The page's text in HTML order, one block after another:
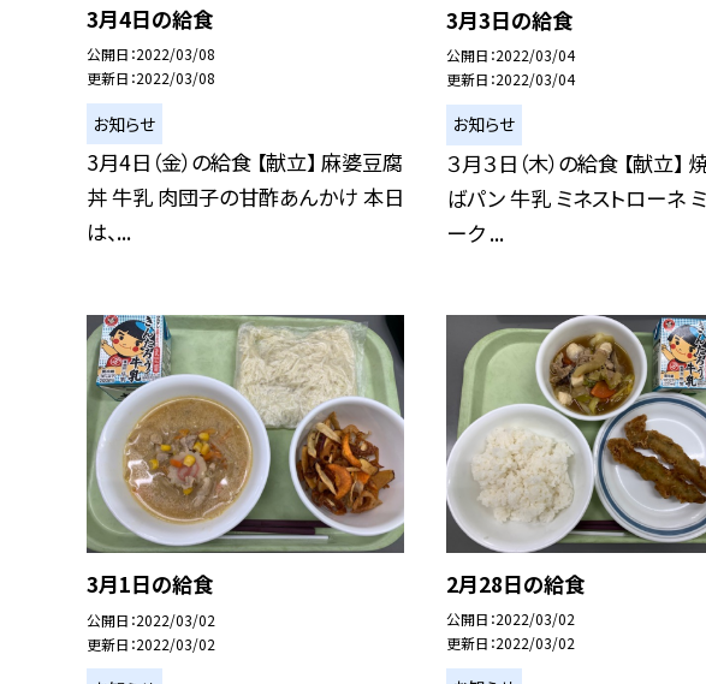
3月4日の給食
公開日 2022/03/08
更新日 2022/03/08
お知らせ
3月4日（金）の給食 【献立】 麻婆豆腐
丼 牛乳 肉団子の甘酢あんかけ 本日
は、...
3月3日の給食
公開日 2022/03/04
更新日 2022/03/04
お知らせ
３月３日（木）の給食 【献立】
ばパン 牛乳 ミネストローネ
ーク ...
3月1日の給食
公開日 2022/03/02
更新日 2022/03/02
2月28日の給食
公開日 2022/03/02
更新日 2022/03/02